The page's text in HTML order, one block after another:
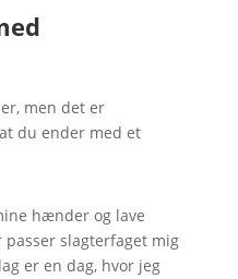
men det er
du ender med et
hænder og lave
slagterfaget mig
er en dag, hvor jeg